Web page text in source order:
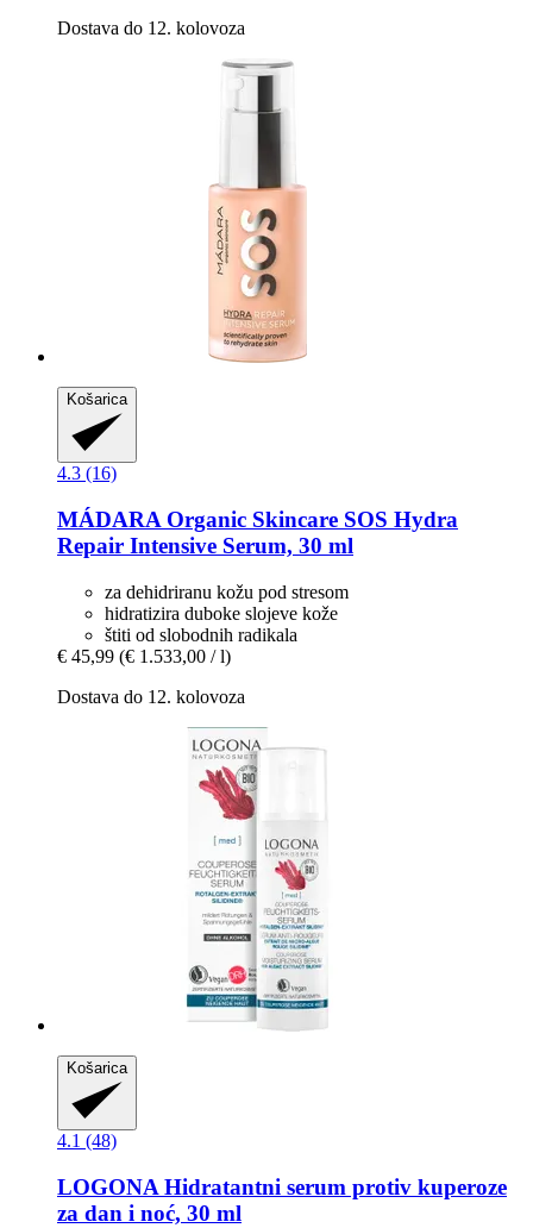
Dostava do 12. kolovoza
Košarica
4.3 (16)
MÁDARA Organic Skincare SOS Hydra
Repair Intensive Serum, 30 ml
za dehidriranu kožu pod stresom
hidratizira duboke slojeve kože
štiti od slobodnih radikala
€ 45,99 (€ 1.533,00 / l)
Dostava do 12. kolovoza
Košarica
4.1 (48)
LOGONA Hidratantni serum protiv kuperoze
za dan i noć, 30 ml